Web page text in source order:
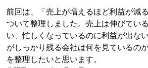
前回は、「売上が増えるほど利益が減
ついて整理しました。売上は伸びてい
い、忙しくなっているのに利益が出な
がしっかり残る会社は何を見ているの
を整理したいと思います。